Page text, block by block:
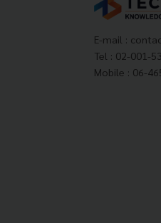
E-mail :
Tel : 02-001-
Mobile : 06-